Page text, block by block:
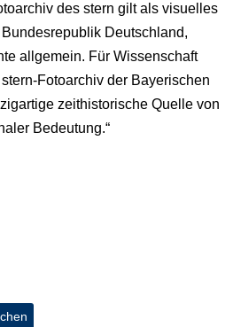
des stern gilt als visuelles
Deutschland,
allgemein. Für Wissenschaft
Fotoarchiv der Bayerischen
zeithistorische Quelle von
Bedeutung.“